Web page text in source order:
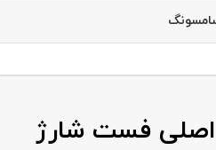
اصلی فست شارژ